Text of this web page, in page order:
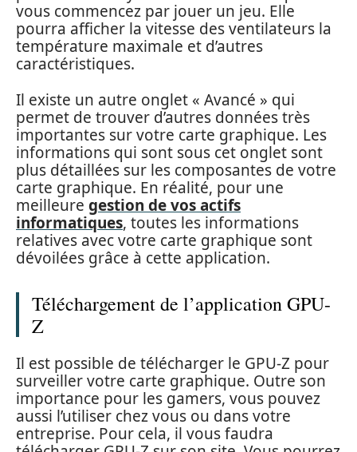
vous commencez par jouer un jeu. Elle
pourra afficher la vitesse des ventilateurs la
température maximale et d’autres
caractéristiques.
Il existe un autre onglet « Avancé » qui
permet de trouver d’autres données très
importantes sur votre carte graphique. Les
informations qui sont sous cet onglet sont
plus détaillées sur les composantes de votre
carte graphique. En réalité, pour une
meilleure gestion de vos actifs
informatiques, toutes les informations
relatives avec votre carte graphique sont
dévoilées grâce à cette application.
Téléchargement de l’application GPU-
Z
Il est possible de télécharger le GPU-Z pour
surveiller votre carte graphique. Outre son
importance pour les gamers, vous pouvez
aussi l’utiliser chez vous ou dans votre
entreprise. Pour cela, il vous faudra